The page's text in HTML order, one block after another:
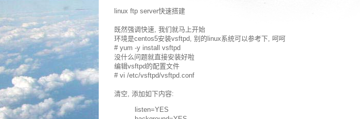
linux ftp server快速搭建
既然强调快速, 我们就马上开始
环境是centos5安装vsftpd, 别的linux系统可以参考下, 呵呵
# yum -y install vsftpd
没什么问题就直接安装好啦
编辑vsftpd的配置文件
# vi /etc/vsftpd/vsftpd.conf
清空, 添加如下内容:
listen=YES